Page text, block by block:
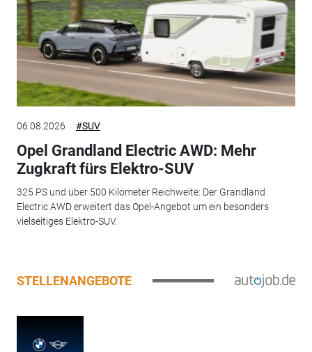
06.08.2026 #SUV
Opel Grandland Electric AWD: Mehr
Zugkraft fürs Elektro-SUV
325 PS und über 500 Kilometer Reichweite: Der Grandland
Electric AWD erweitert das Opel-Angebot um ein besonders
vielseitiges Elektro-SUV.
STELLENANGEBOTE